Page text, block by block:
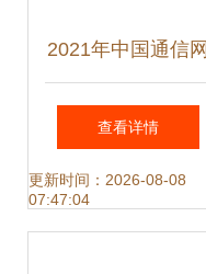
2021年中国通信网
络技术服务行业市
场深度分析与展望
查看详情
更新时间：2026-08-08
07:47:04